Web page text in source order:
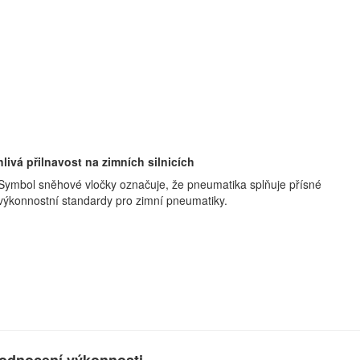
přilnavost na zimních silnicích
sněhové vločky označuje, že pneumatika splňuje přísné
standardy pro zimní pneumatiky.